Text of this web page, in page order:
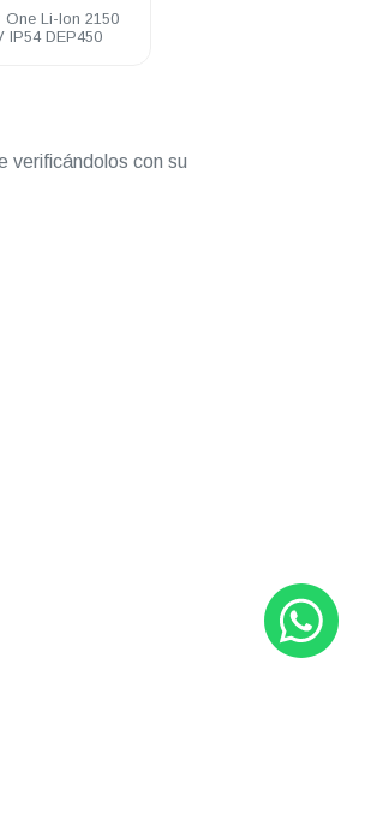
One Li-Ion 2150
IP54 DEP450
verificándolos con su